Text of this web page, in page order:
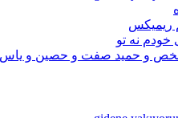
ریمیکس
خودم نه تو
شخص و حمید صفت و حصین و یاس